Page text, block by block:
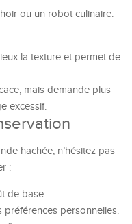
ou un robot culinaire.
la texture et permet de
mais demande plus
excessif.
hachée, n’hésitez pas
:
de base.
préférences personnelles.